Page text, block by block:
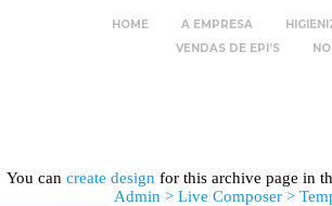
HOME A EMPRESA
VENDAS DE EPI’S
You can create design for this archive page in
Admin > Live Composer >